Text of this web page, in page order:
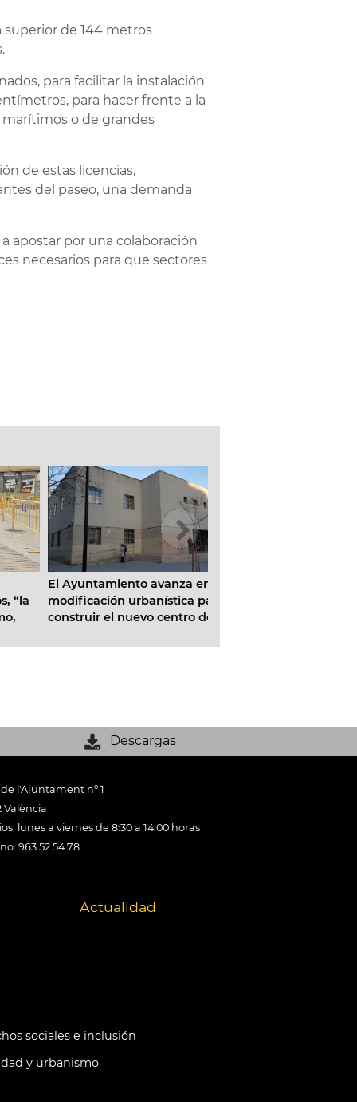
superior de 144 metros
para facilitar la instalación
para hacer frente a la
o de grandes
de estas licencias,
del paseo, una demanda
apostar por una colaboración
necesarios para que sectores
El Ayuntamiento avanza en la
modificación urbanística para
construir el nuevo centro de
Descargas
l'Ajuntament nº 1
València
lunes a viernes de 8:30 a 14:00 horas
963 52 54 78
Actualidad
sociales e inclusión
y urbanismo